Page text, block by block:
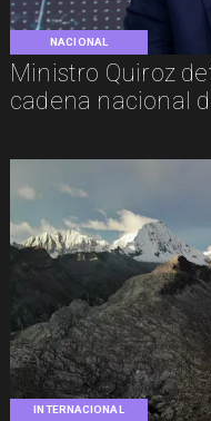
NACIONAL
Ministro Quiroz
cadena nacional
INTERNACIONAL